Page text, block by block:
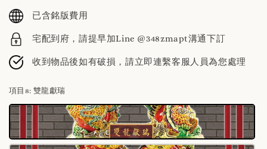
price
已含銘版費用
宅配到府，請提早加Line @348zmapt溝通下訂
收到物品後如有破損，請立即連繫客服人員為您處理
項目8: 雙龍獻瑞